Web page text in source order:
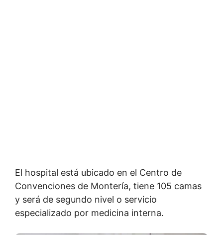
El hospital está ubicado en el Centro de
Convenciones de Montería, tiene 105 camas
y será de segundo nivel o servicio
especializado por medicina interna.